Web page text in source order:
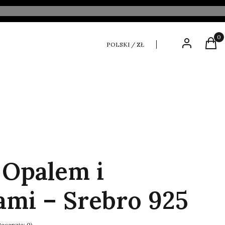
POLSKI / ZŁ Zaloguj się
i
– Srebro 925